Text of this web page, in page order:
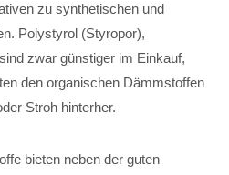
zu synthetischen und
Polystyrol (Styropor),
zwar günstiger im Einkauf,
den organischen Dämmstoffen
Stroh hinterher.
bieten neben der guten